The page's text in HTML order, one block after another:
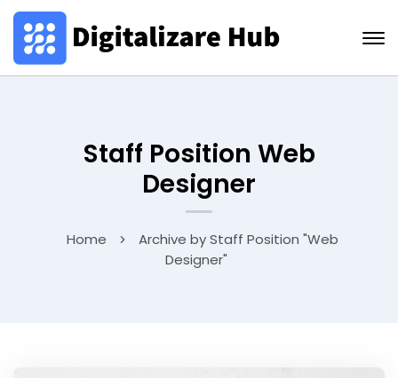
Staff Position Web
Designer
Home
Archive by Staff Position "Web
Designer"